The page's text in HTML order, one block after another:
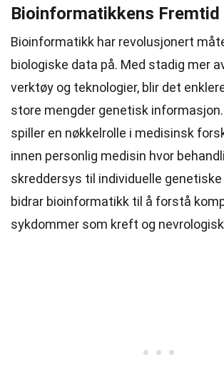
Bioinformatikkens Fremtid
Bioinformatikk har revolusjonert
biologiske data på. Med stadig mer
verktøy og teknologier, blir det
store mengder genetisk
spiller en nøkkelrolle i medisinsk
innen personlig medisin hvor
skreddersys til individuelle genetiske
bidrar bioinformatikk til å forstå
sykdommer som kreft og